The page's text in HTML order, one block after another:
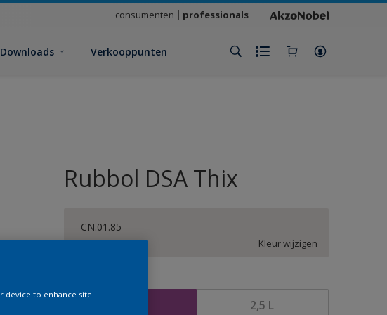
consumenten professionals
Downloads Verkooppunten
Rubbol DSA Thix
CN.01.85
Kleur wijzigen
2,5 L
device to enhance site